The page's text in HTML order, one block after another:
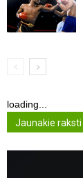
loading...
Jaunakie raksti